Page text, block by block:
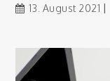
13. August 2021